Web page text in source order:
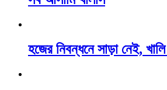
হজের নিবন্ধনে সাড়া নেই,